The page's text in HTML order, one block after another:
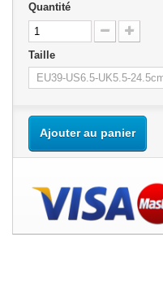
Quantité
Taille
Ajouter au panier